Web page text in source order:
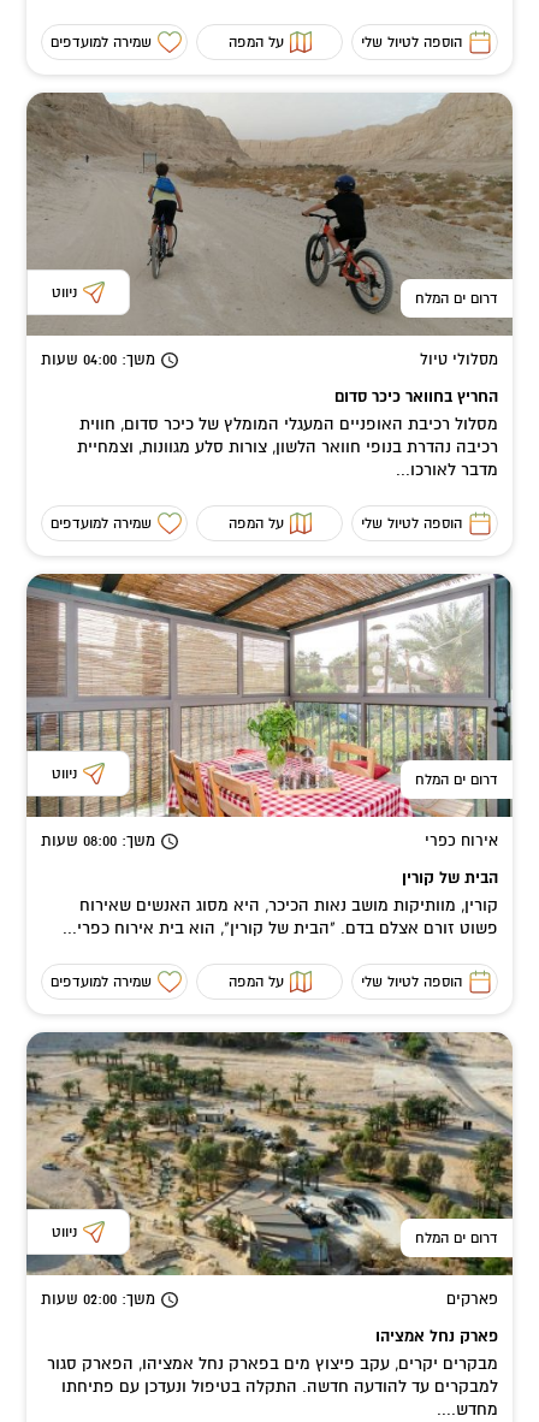
הוספה לטיול שלי על המפה שמירה למועדפים
דרום ים המלח ניווט
מסלולי טיול משך: 04:00 שעות
החריץ בחוואר כיכר סדום
מסלול רכיבת האופניים המעגלי המומלץ של כיכר סדום, חווית
רכיבה נהדרת בנופי חוואר הלשון, צורות סלע מגוונות, וצמחיית
מדבר לאורכו...
הוספה לטיול שלי על המפה שמירה למועדפים
דרום ים המלח ניווט
אירוח כפרי משך: 08:00 שעות
הבית של קורין
קורין, מוותיקות מושב נאות הכיכר, היא מסוג האנשים שאירוח
פשוט זורם אצלם בדם. "הבית של קורין", הוא בית אירוח כפרי...
הוספה לטיול שלי על המפה שמירה למועדפים
דרום ים המלח ניווט
פארקים משך: 02:00 שעות
פארק נחל אמציהו
מבקרים יקרים, עקב פיצוץ מים בפארק נחל אמציהו, הפארק סגור
למבקרים עד להודעה חדשה. התקלה בטיפול ונעדכן עם פתיחתו
מחדש....